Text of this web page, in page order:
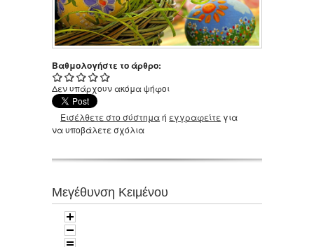
Βαθμολογήστε το άρθρο:
Δεν υπάρχουν ακόμα ψήφοι
Εισέλθετε στο σύστημαή εγγραφείτε για
να υποβάλετε σχόλια
Μεγέθυνση Κειμένου